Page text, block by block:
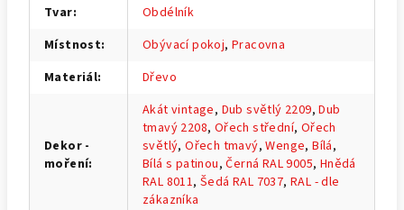
Tvar:
Obdélník
Místnost: Obývací pokoj,Pracovna
Materiál: Dřevo
Dekor -
moření:
Akát vintage, Dub světlý 2209,Dub
tmavý 2208, Ořech střední, Ořech
světlý,Ořech tmavý,Wenge,Bílá,
Bílá s patinou,Černá RAL 9005, Hnědá
RAL 8011,Šedá RAL 7037,RAL - dle
zákazníka